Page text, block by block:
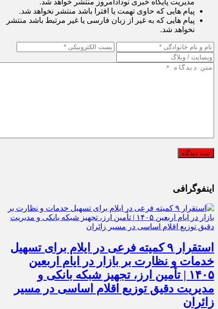
پیام هایی که حاوی تهمت یا افترا باشد منتشر نخواهد شد.
پیام هایی که به غیر از زبان فارسی یا غیر مرتبط باشد منتشر
نخواهد شد.
اینفوگرافی
استقرار ۹ کمیته فرعی در ایلام برای تسهیل
خدمات و نظارت بر بازار در ایام اربعین
۱۴۰۵ | تأمین ارز، تجهیز شبکه بانکی و
مدیریت دقیق توزیع اقلام اساسی در مسیر
زائران